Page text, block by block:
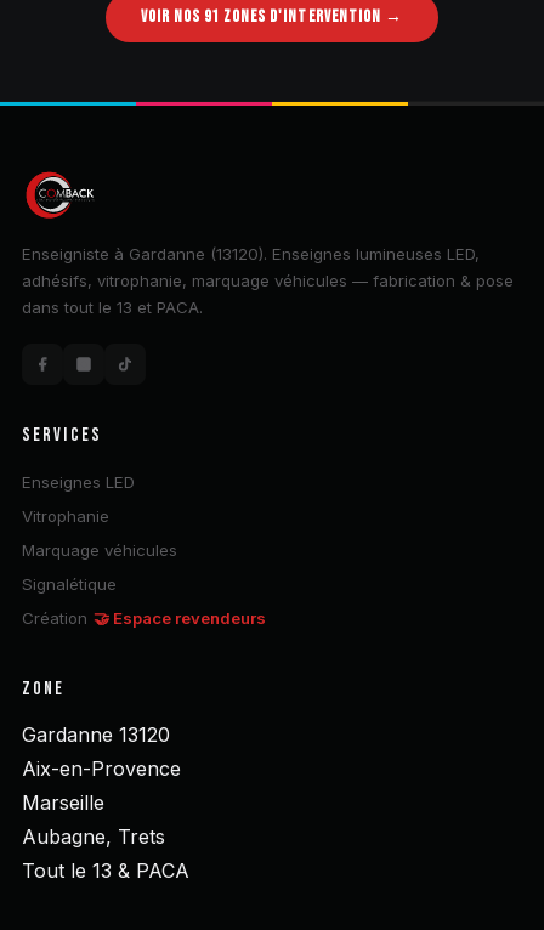
VOIR NOS 91 ZONES D'INTERVENTION →
Enseigniste à Gardanne (13120). Enseignes lumineuses LED,
adhésifs, vitrophanie, marquage véhicules — fabrication & pose
dans tout le 13 et PACA.
SERVICES
Enseignes LED
Vitrophanie
Marquage véhicules
Signalétique
Création 🤝 Espace revendeurs
ZONE
Gardanne 13120
Aix-en-Provence
Marseille
Aubagne, Trets
Tout le 13 & PACA